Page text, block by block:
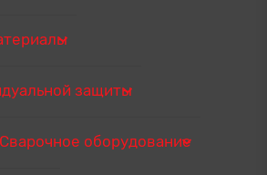
защиты
Сварочное оборудование